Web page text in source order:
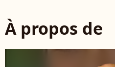
À propos de